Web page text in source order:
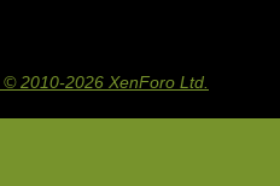
© 2010-2026 XenForo Ltd.